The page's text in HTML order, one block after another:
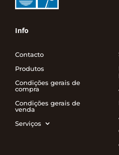
Info
Contacto
Produtos
Condições gerais de
compra
Condições gerais de
venda
Serviços